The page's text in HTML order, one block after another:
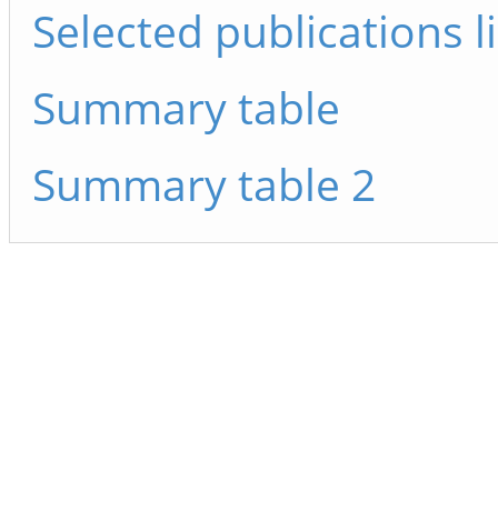
Selected publications
Summary table
Summary table 2